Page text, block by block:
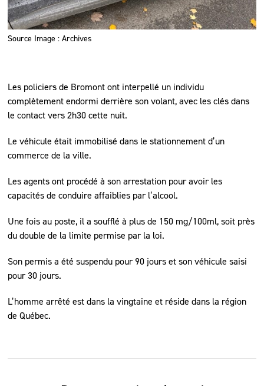
Source Image : Archives
Les policiers de Bromont ont interpellé un individu
complètement endormi derrière son volant, avec les clés dans
le contact vers 2h30 cette nuit.
Le véhicule était immobilisé dans le stationnement d’un
commerce de la ville.
Les agents ont procédé à son arrestation pour avoir les
capacités de conduire affaiblies par l’alcool.
Une fois au poste, il a soufflé à plus de 150 mg/100ml, soit près
du double de la limite permise par la loi.
Son permis a été suspendu pour 90 jours et son véhicule saisi
pour 30 jours.
L’homme arrêté est dans la vingtaine et réside dans la région
de Québec.